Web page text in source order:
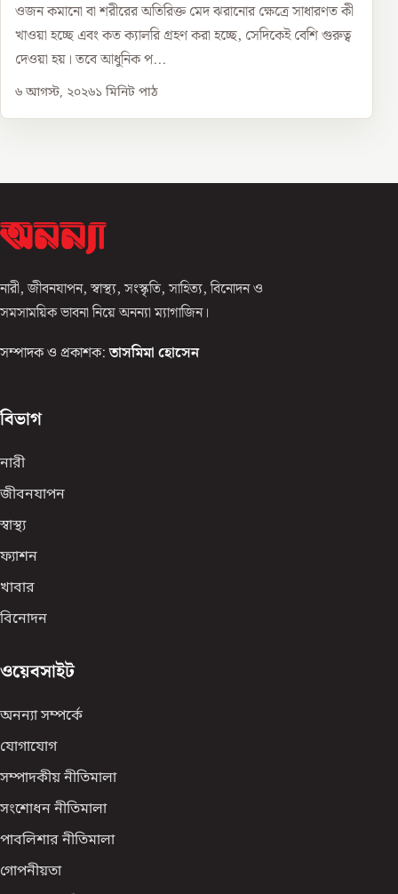
ওজন কমানো বা শরীরের অতিরিক্ত মেদ ঝরানোর ক্ষেত্রে সাধারণত কী
খাওয়া হচ্ছে এবং কত ক্যালরি গ্রহণ করা হচ্ছে, সেদিকেই বেশি গুরুত্ব
দেওয়া হয়। তবে আধুনিক প...
৬ আগস্ট, ২০২৬১ মিনিট পাঠ
নারী, জীবনযাপন, স্বাস্থ্য, সংস্কৃতি, সাহিত্য, বিনোদন ও
সমসাময়িক ভাবনা নিয়ে অনন্যা ম্যাগাজিন।
সম্পাদক ও প্রকাশক: তাসমিমা হোসেন
বিভাগ
নারী
জীবনযাপন
স্বাস্থ্য
ফ্যাশন
খাবার
বিনোদন
ওয়েবসাইট
অনন্যা সম্পর্কে
যোগাযোগ
সম্পাদকীয় নীতিমালা
সংশোধন নীতিমালা
পাবলিশার নীতিমালা
গোপনীয়তা